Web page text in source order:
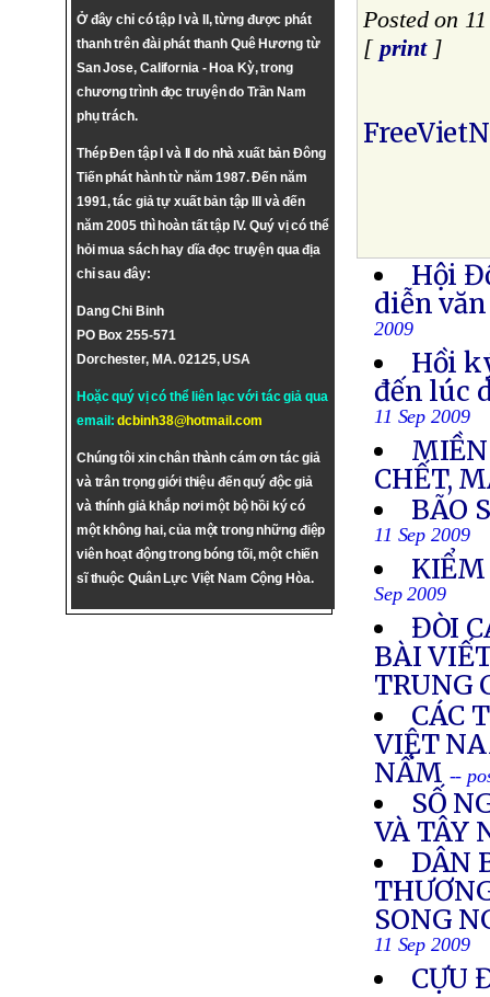
Ở đây chỉ có tập I và II, từng được phát
thanh trên đài phát thanh Quê Hương từ
San Jose, California - Hoa Kỳ, trong
chương trình đọc truyện do Trần Nam
phụ trách.
Thép Đen tập I và II do nhà xuất bản Đông
Tiến phát hành từ năm 1987. Đến năm
1991, tác giả tự xuất bản tập III và đến
năm 2005 thì hoàn tất tập IV. Quý vị có thể
hỏi mua sách hay dĩa đọc truyện qua địa
chỉ sau đây:
Dang Chi Binh
PO Box 255-571
Dorchester, MA. 02125, USA
Hoặc quý vị có thể liên lạc với tác giả qua
email:dcbinh38@hotmail.com
Chúng tôi xin chân thành cám ơn tác giả
và trân trọng giới thiệu đến quý độc giả
và thính giả khắp nơi một bộ hồi ký có
một không hai, của một trong những điệp
viên hoạt động trong bóng tối, một chiến
sĩ thuộc Quân Lực Việt Nam Cộng Hòa.
Posted on
[ print]
Hội
diễn
2009
Hồi
đến lúc
11 Sep 2009
MIỀN
CHẾT,
BÃO
11 Sep 2009
Sep 2009
ĐÒI
BÀI
TRUNG
CÁC
VIỆT
NẤM --
SỐ
VÀ TÂY
DÂN
SONG
11 Sep 2009
CỰU